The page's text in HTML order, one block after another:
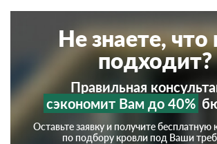
Не знаете, что
подходит?
Правильная
сэкономит Вам до 40%
Оставьте заявку и получите бесплатную
по подбору кровли под Ваши